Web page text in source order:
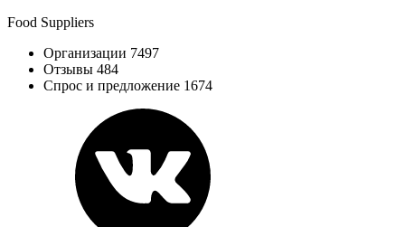
Food Suppliers
Организации 7497
Отзывы 484
Спрос и предложение 1674